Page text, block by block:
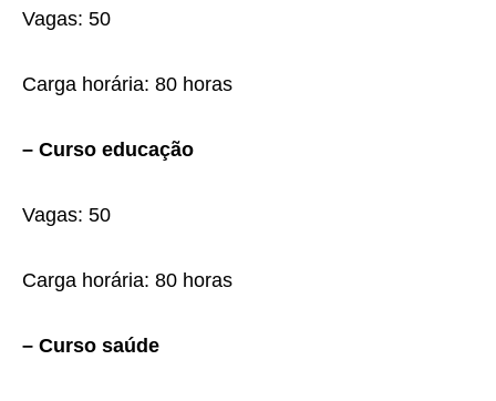
Vagas: 50
Carga horária: 80 horas
– Curso educação
Vagas: 50
Carga horária: 80 horas
– Curso saúde